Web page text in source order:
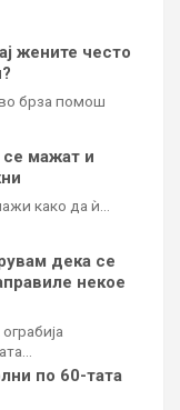
жените често
брза помош
мажат и
како да ѝ…
дека се
некое
по 60-тата